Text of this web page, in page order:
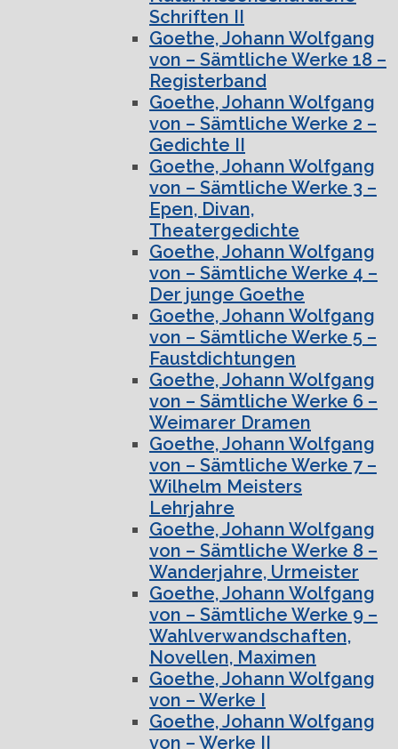
Schriften II
Goethe, Johann Wolfgang
von – Sämtliche Werke 18 –
Registerband
Goethe, Johann Wolfgang
von – Sämtliche Werke 2 –
Gedichte II
Goethe, Johann Wolfgang
von – Sämtliche Werke 3 –
Epen, Divan,
Theatergedichte
Goethe, Johann Wolfgang
von – Sämtliche Werke 4 –
Der junge Goethe
Goethe, Johann Wolfgang
von – Sämtliche Werke 5 –
Faustdichtungen
Goethe, Johann Wolfgang
von – Sämtliche Werke 6 –
Weimarer Dramen
Goethe, Johann Wolfgang
von – Sämtliche Werke 7 –
Wilhelm Meisters
Lehrjahre
Goethe, Johann Wolfgang
von – Sämtliche Werke 8 –
Wanderjahre, Urmeister
Goethe, Johann Wolfgang
von – Sämtliche Werke 9 –
Wahlverwandschaften,
Novellen, Maximen
Goethe, Johann Wolfgang
von – Werke I
Goethe, Johann Wolfgang
von – Werke II